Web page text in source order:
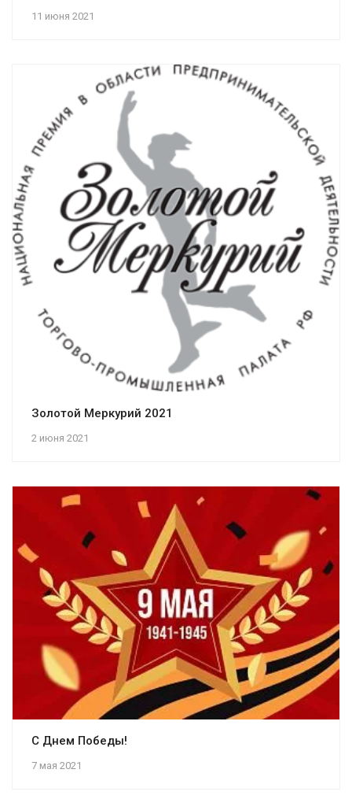
11 июня 2021
2 июня 2021
Золотой Меркурий 2021
7 мая 2021
С Днем Победы!